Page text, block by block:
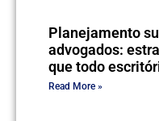
Planejamento
advogados:
que todo
Read More »